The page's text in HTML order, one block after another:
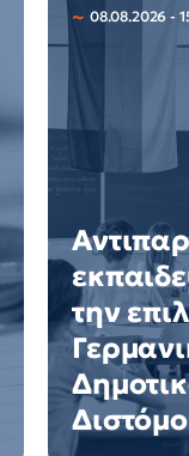
08.08.2026 -
την